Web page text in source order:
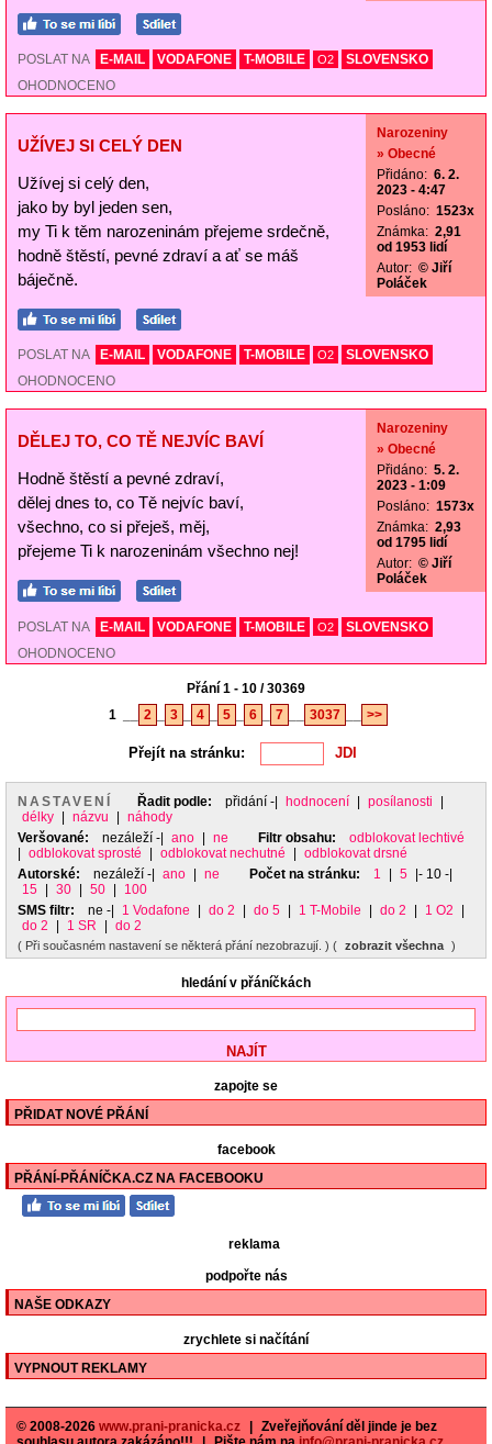
POSLAT NA E-MAIL VODAFONE T-MOBILE O2
SLOVENSKO
OHODNOCENO
UŽÍVEJ SI CELÝ DEN
Užívej si celý den,
jako by byl jeden sen,
my Ti k těm narozeninám přejeme srdečně,
hodně štěstí, pevné zdraví a ať se máš
báječně.
Narozeniny
» Obecné
Přidáno: 6. 2.
2023 - 4:47
Posláno: 1523x
Známka: 2,91
od 1953 lidí
Autor: © Jiří
Poláček
POSLAT NA E-MAIL VODAFONE T-MOBILE O2
SLOVENSKO
OHODNOCENO
DĚLEJ TO, CO TĚ NEJVÍC BAVÍ
Hodně štěstí a pevné zdraví,
dělej dnes to, co Tě nejvíc baví,
všechno, co si přeješ, měj,
přejeme Ti k narozeninám všechno nej!
Narozeniny
» Obecné
Přidáno: 5. 2.
2023 - 1:09
Posláno: 1573x
Známka: 2,93
od 1795 lidí
Autor: © Jiří
Poláček
POSLAT NA E-MAIL VODAFONE T-MOBILE O2
SLOVENSKO
OHODNOCENO
Přání 1 - 10 / 30369
1
2 3 4 5 6 7 3037 >>
Přejít na stránku:
NASTAVENÍ Řadit podle: přidání -| hodnocení posílanosti
délky
názvu
náhody
Veršované:
nezáleží -| ano ne Filtr obsahu:
odblokovat lechtivé
odblokovat sprosté odblokovat nechutné
odblokovat drsné
Autorské:
nezáleží -| ano ne Počet na stránku: 1 5
|- 10 -|
15
30 50
100
SMS filtr:
ne -| 1 Vodafone do 2 do 5 1 T-Mobile do 2 1 O2
do 2
1 SR do 2
( Při současném nastavení se některá přání nezobrazují. ) ( zobrazit všechna )
hledání v přáníčkách
zapojte se
PŘIDAT NOVÉ PŘÁNÍ
facebook
PŘÁNÍ-PŘÁNÍČKA.CZ NA FACEBOOKU
reklama
podpořte nás
NAŠE ODKAZY
zrychlete si načítání
VYPNOUT REKLAMY
© 2008-2026 www.prani-pranicka.cz
Zveřejňování děl jinde je bez